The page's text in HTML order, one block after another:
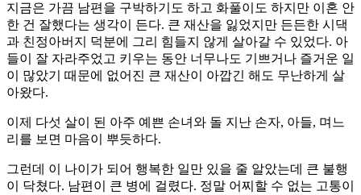
지금은 가끔 남편을 구박하기도 하고 화풀이도 하지만 이혼 안
한 건 잘했다는 생각이 든다. 큰 재산을 잃었지만 든든한 시댁
과 친정아버지 덕분에 그리 힘들지 않게 살아갈 수 있었다. 아
들이 잘 자라주었고 키우는 동안 너무나도 기쁘거나 즐거운 일
이 많았기 때문에 없어진 큰 재산이 아깝긴 해도 무난하게 살
아왔다.
이제 다섯 살이 된 아주 예쁜 손녀와 돌 지난 손자, 아들, 며느
리를 보면 마음이 뿌듯하다.
그런데 이 나이가 되어 행복한 일만 있을 줄 알았는데 큰 불행
이 닥쳤다. 남편이 큰 병에 걸렸다. 정말 어찌할 수 없는 고통이